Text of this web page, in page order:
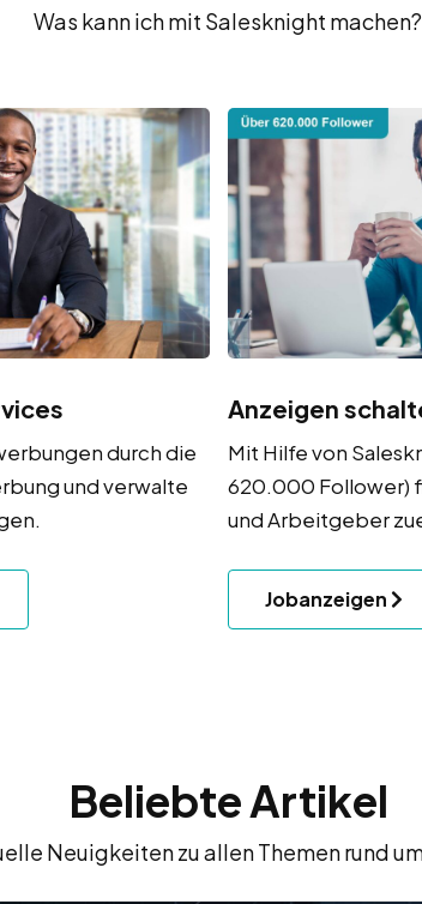
Was kann ich mit Salesknight machen?
durch die
und verwalte
Anzeigen
Mit Hilfe von
620.000 Follower)
und Arbeitgeber
Jobanzeigen
Beliebte Artikel
Neuigkeiten zu allen Themen rund